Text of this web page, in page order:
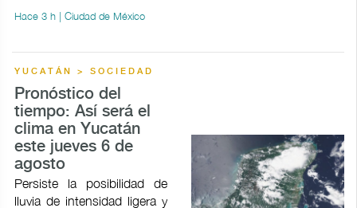
Hace 3 h | Ciudad de México
YUCATÁN > SOCIEDAD
Pronóstico del
tiempo: Así será el
clima en Yucatán
este jueves 6 de
agosto
Persiste la posibilidad de
lluvia de intensidad ligera y